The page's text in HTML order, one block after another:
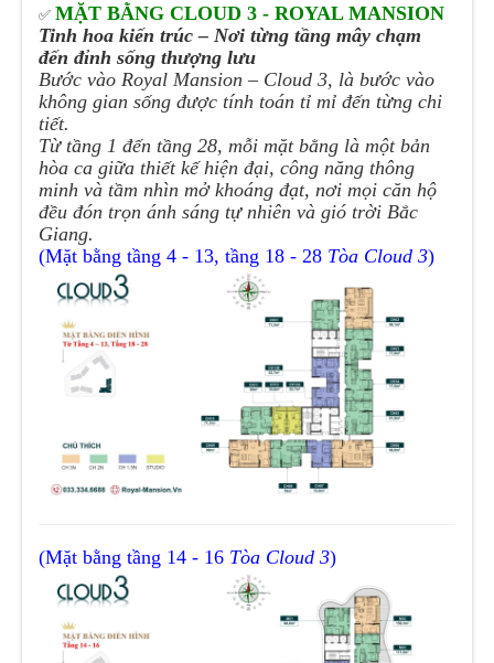
✅MẶT BẰNG CLOUD 3 - ROYAL MANSION
Tinh hoa kiến trúc – Nơi từng tầng mây chạm
đến đỉnh sống thượng lưu
Bước vào Royal Mansion – Cloud 3, là bước vào
không gian sống được tính toán tỉ mỉ đến từng chi
tiết.
Từ tầng 1 đến tầng 28, mỗi mặt bằng là một bản
hòa ca giữa thiết kế hiện đại, công năng thông
minh và tầm nhìn mở khoáng đạt, nơi mọi căn hộ
đều đón trọn ánh sáng tự nhiên và gió trời Bắc
Giang.
(Mặt bằng tầng 4 - 13, tầng 18 - 28 Tòa Cloud 3)
(Mặt bằng tầng 14 - 16 Tòa Cloud 3)